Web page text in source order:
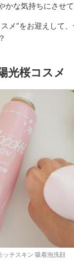
かな気持ちにさせて
メ”をお迎えして
光桜コスメ
ッチスキン 吸着泡洗顔